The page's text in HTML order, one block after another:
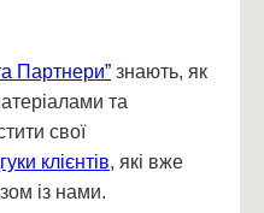
Партнери” знають, як
та
свої
клієнтів, які вже
із нами.